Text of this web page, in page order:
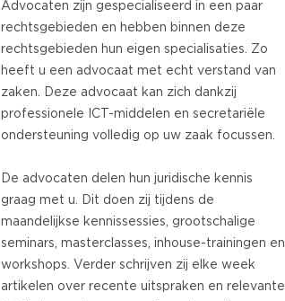
Advocaten zijn gespecialiseerd in een paar
rechtsgebieden en hebben binnen deze
rechtsgebieden hun eigen specialisaties. Zo
heeft u een advocaat met echt verstand van
zaken. Deze advocaat kan zich dankzij
professionele ICT-middelen en secretariële
ondersteuning volledig op uw zaak focussen.
De advocaten delen hun juridische kennis
graag met u. Dit doen zij tijdens de
maandelijkse kennissessies, grootschalige
seminars, masterclasses, inhouse-trainingen en
workshops. Verder schrijven zij elke week
artikelen over recente uitspraken en relevante